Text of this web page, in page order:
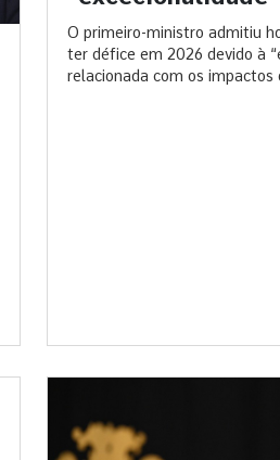
O primeiro-ministro admitiu
ter défice em 2026 devido à
relacionada com os impactos